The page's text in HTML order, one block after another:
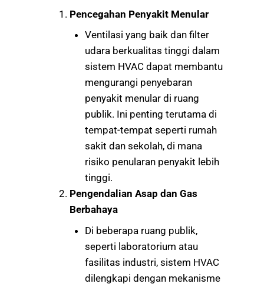
Pencegahan Penyakit Menular
Ventilasi yang baik dan filter
udara berkualitas tinggi dalam
sistem HVAC dapat membantu
mengurangi penyebaran
penyakit menular di ruang
publik. Ini penting terutama di
tempat-tempat seperti rumah
sakit dan sekolah, di mana
risiko penularan penyakit lebih
tinggi.
Pengendalian Asap dan Gas
Berbahaya
Di beberapa ruang publik,
seperti laboratorium atau
fasilitas industri, sistem HVAC
dilengkapi dengan mekanisme